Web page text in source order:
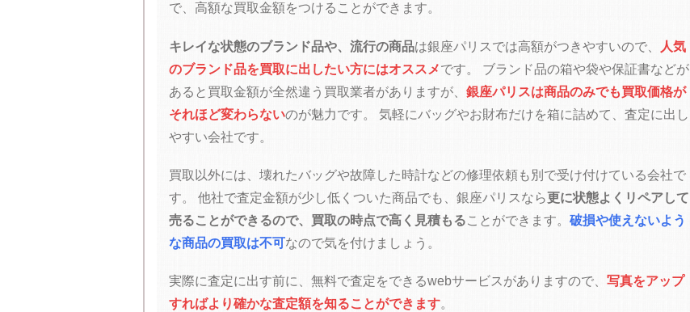
で、高額な買取金額をつけることができます。
キレイな状態のブランド品や、流行の商品は銀座パリスでは高額がつきやすいので、
人気
のブランド品を買取に出したい方にはオススメです。
ブランド品の箱や袋や保証書などが
あると買取金額が全然違う買取業者がありますが、 銀座パリスは商品のみでも買取価格が
それほど変わらないのが魅力です。
気軽にバッグやお財布だけを箱に詰めて、査定に出し
やすい会社です。
買取以外には、壊れたバッグや故障した時計などの修理依頼も別で受け付けている会社で
す。
他社で査定金額が少し低くついた商品でも、銀座パリスなら更に状態よくリペアして
売ることができるので、買取の時点で高く見積もることができます。 破損や使えないよう
な商品の買取は不可なので気を付けましょう。
実際に査定に出す前に、無料で査定をできるwebサービスがありますので、 写真をアップ
すればより確かな査定額を知ることができます。